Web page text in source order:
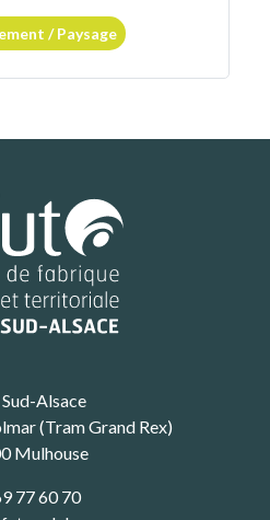
/ Paysage
Alsace
(Tram Grand Rex)
Mulhouse
77 60 70